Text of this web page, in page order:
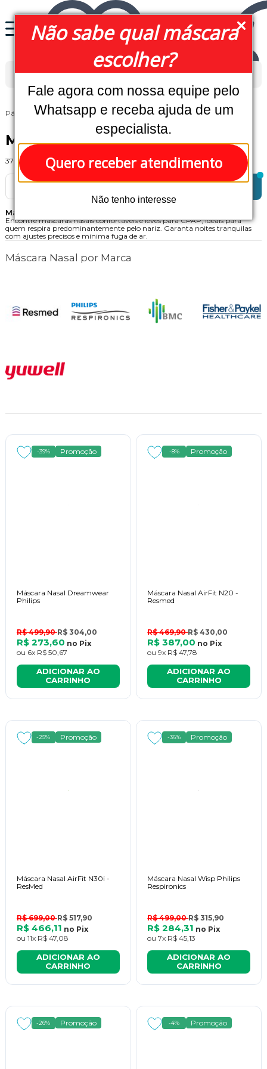
Não sabe qual máscara
escolher?
Fale agora com nossa equipe pelo
Whatsapp e receba ajuda de um
especialista.
Quero receber atendimento
Não tenho interesse
Página Inicial MÁSCARAS Máscara Nasal
Máscara Nasal
37 Produtos em 2 páginas
Máscara Nasal | CPAP
Encontre máscaras nasais confortáveis e leves para CPAP, ideais para
quem respira predominantemente pelo nariz. Garanta noites tranquilas
com ajustes precisos e mínima fuga de ar.
Máscara Nasal por Marca
-39% Promoção
Máscara Nasal Dreamwear
Philips
R$ 499,90R$ 304,00
R$ 273,60 no Pix
ou 6x R$ 50,67
ADICIONAR AO
CARRINHO
-8% Promoção
Máscara Nasal AirFit N20 -
Resmed
R$ 469,90R$ 430,00
R$ 387,00 no Pix
ou 9x R$ 47,78
ADICIONAR AO
CARRINHO
-25% Promoção
Máscara Nasal AirFit N30i -
ResMed
R$ 699,00R$ 517,90
R$ 466,11 no Pix
ou 11x R$ 47,08
ADICIONAR AO
CARRINHO
-36% Promoção
Máscara Nasal Wisp Philips
Respironics
R$ 499,00R$ 315,90
R$ 284,31 no Pix
ou 7x R$ 45,13
ADICIONAR AO
CARRINHO
-26% Promoção -4% Promoção